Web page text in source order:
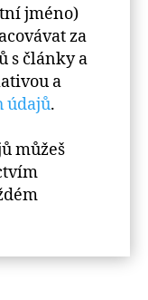
jméno)
za
s články a
a
údajů.
můžeš